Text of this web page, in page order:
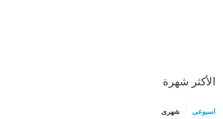
الأكثر شهرة
اسبوعى شهرى